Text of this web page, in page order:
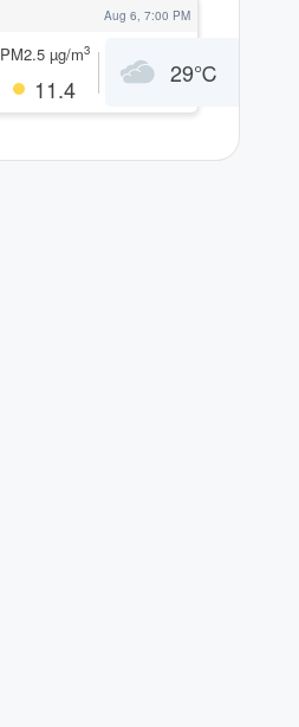
Aug 6, 7:00 PM
PM2.5 µg/m3
11.4
29℃